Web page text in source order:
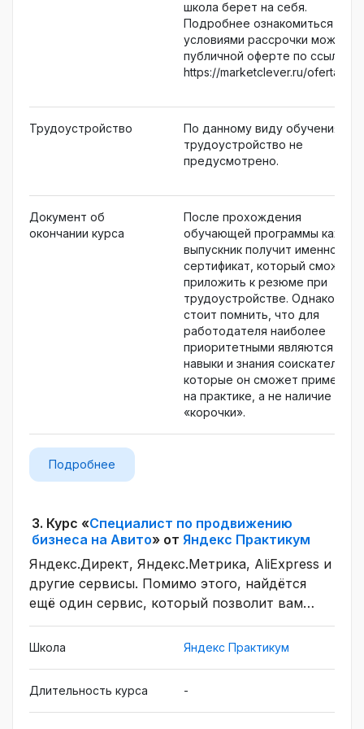
школа берет на себя.
Подробнее ознакомиться с
условиями рассрочки можно в
публичной оферте по ссылке
https://marketclever.ru/
Трудоустройство
По данному виду обучения
трудоустройство не
предусмотрено.
Документ об
окончании курса
После прохождения
обучающей программы
выпускник получит именной
сертификат, который сможет
приложить к резюме при
трудоустройстве. Однако
стоит помнить, что для
работодателя наиболее
приоритетными являются
навыки и знания соискателя,
которые он сможет применять
на практике, а не наличие
«корочки».
Подробнее
3. Курс «Специалист по продвижению
бизнеса на Авито» от Яндекс Практикум
Яндекс.Директ, Яндекс.Метрика, AliExpress и
другие сервисы. Помимо этого, найдётся
ещё один сервис, который позволит вам
сэкономить на услугах стоматолога-
консультанта. Это может быть одним из
Практикум, например, Uber, Lyft, Airbnb и
Школа Яндекс Практикум
Длительность курса -